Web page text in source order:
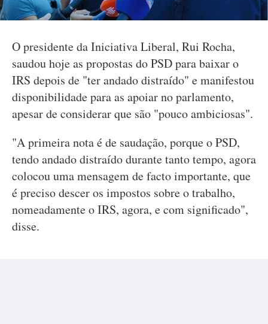
O presidente da Iniciativa Liberal, Rui Rocha,
saudou hoje as propostas do PSD para baixar o
IRS depois de "ter andado distraído" e manifestou
disponibilidade para as apoiar no parlamento,
apesar de considerar que são "pouco ambiciosas".
"A primeira nota é de saudação, porque o PSD,
tendo andado distraído durante tanto tempo, agora
colocou uma mensagem de facto importante, que
é preciso descer os impostos sobre o trabalho,
nomeadamente o IRS, agora, e com significado",
disse.